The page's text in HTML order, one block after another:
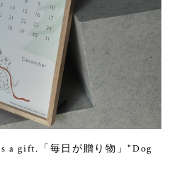
a gift.「毎日が贈り物」"Dog